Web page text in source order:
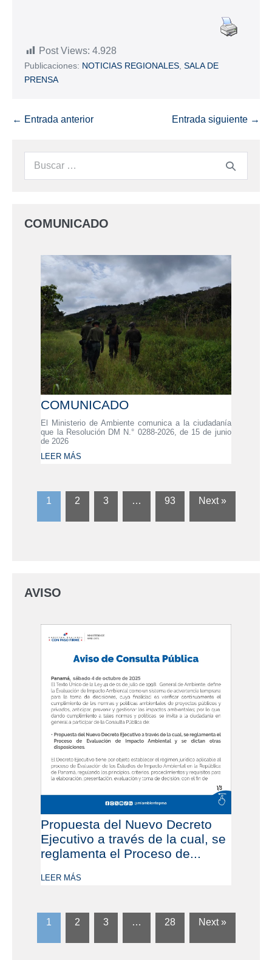
Post Views: 4.928
Publicaciones: NOTICIAS REGIONALES SALA DE
PRENSA
← Entrada anterior Entrada siguiente →
COMUNICADO
COMUNICADO
El Ministerio de Ambiente comunica a la ciudadanía
que la Resolución DM N.° 0288-2026, de 15 de junio
de 2026
LEER MÁS
1 2 3 … 93 Next »
AVISO
Propuesta del Nuevo Decreto
Ejecutivo a través de la cual, se
reglamenta el Proceso de...
LEER MÁS
1 2 3 … 28 Next »